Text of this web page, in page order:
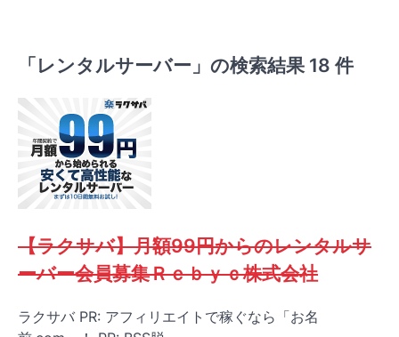
「レンタルサーバー」の検索結果 18 件
【ラクサバ】月額99円からのレンタルサ
ーバー会員募集Ｒｅｂｙｃ株式会社
ラクサバ PR: アフィリエイトで稼ぐなら「お名